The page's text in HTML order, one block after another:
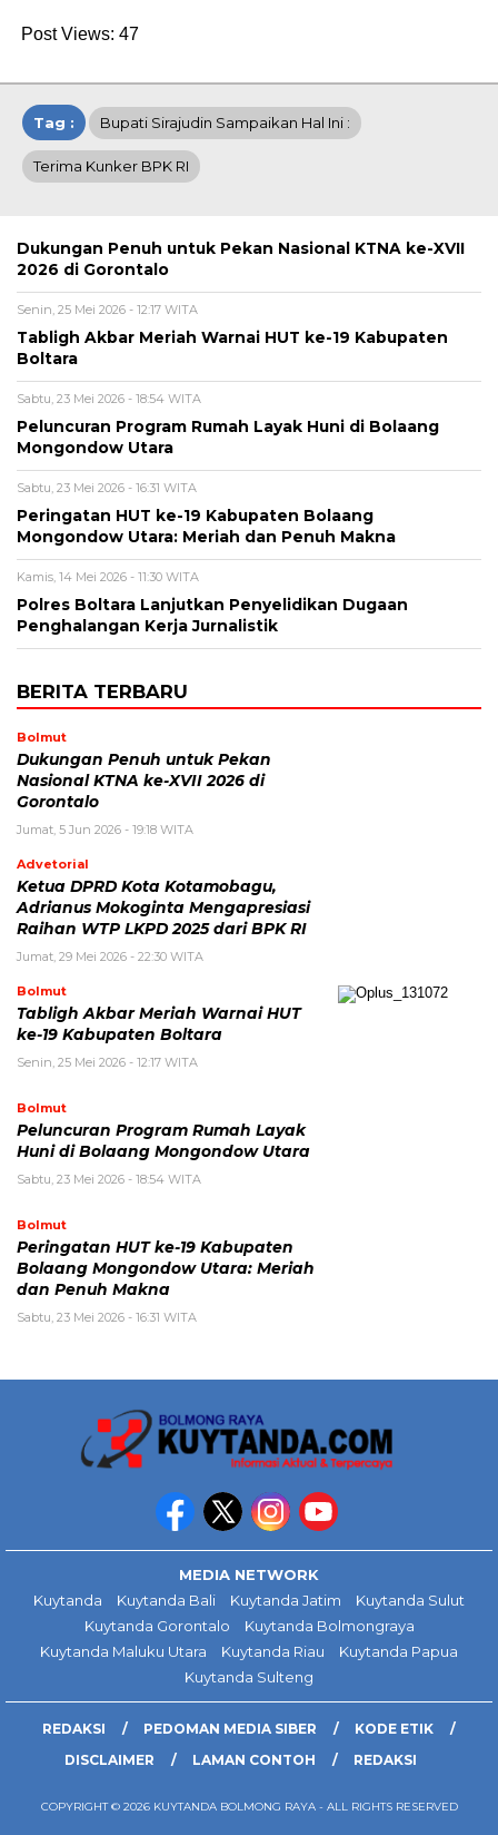
Post Views: 47
Tag : Bupati Sirajudin Sampaikan Hal Ini :
Terima Kunker BPK RI
Dukungan Penuh untuk Pekan Nasional KTNA ke-XVII
2026 di Gorontalo
Senin, 25 Mei 2026 - 12:17 WITA
Tabligh Akbar Meriah Warnai HUT ke-19 Kabupaten
Boltara
Sabtu, 23 Mei 2026 - 18:54 WITA
Peluncuran Program Rumah Layak Huni di Bolaang
Mongondow Utara
Sabtu, 23 Mei 2026 - 16:31 WITA
Peringatan HUT ke-19 Kabupaten Bolaang
Mongondow Utara: Meriah dan Penuh Makna
Kamis, 14 Mei 2026 - 11:30 WITA
Polres Boltara Lanjutkan Penyelidikan Dugaan
Penghalangan Kerja Jurnalistik
BERITA TERBARU
Bolmut
Dukungan Penuh untuk Pekan
Nasional KTNA ke-XVII 2026 di
Gorontalo
Jumat, 5 Jun 2026 - 19:18 WITA
Advetorial
Ketua DPRD Kota Kotamobagu,
Adrianus Mokoginta Mengapresiasi
Raihan WTP LKPD 2025 dari BPK RI
Jumat, 29 Mei 2026 - 22:30 WITA
Bolmut
Tabligh Akbar Meriah Warnai HUT
ke-19 Kabupaten Boltara
Senin, 25 Mei 2026 - 12:17 WITA
Bolmut
Peluncuran Program Rumah Layak
Huni di Bolaang Mongondow Utara
Sabtu, 23 Mei 2026 - 18:54 WITA
Bolmut
Peringatan HUT ke-19 Kabupaten
Bolaang Mongondow Utara: Meriah
dan Penuh Makna
Sabtu, 23 Mei 2026 - 16:31 WITA
MEDIA NETWORK
Kuytanda
Kuytanda Bali Kuytanda Jatim
Kuytanda Sulut
Kuytanda Gorontalo
Kuytanda Bolmongraya
Kuytanda Maluku Utara
Kuytanda Riau
Kuytanda Papua
Kuytanda Sulteng
REDAKSI PEDOMAN MEDIA SIBER
KODE ETIK
DISCLAIMER
LAMAN CONTOH REDAKSI
COPYRIGHT © 2026 KUYTANDA BOLMONG RAYA - ALL RIGHTS RESERVED